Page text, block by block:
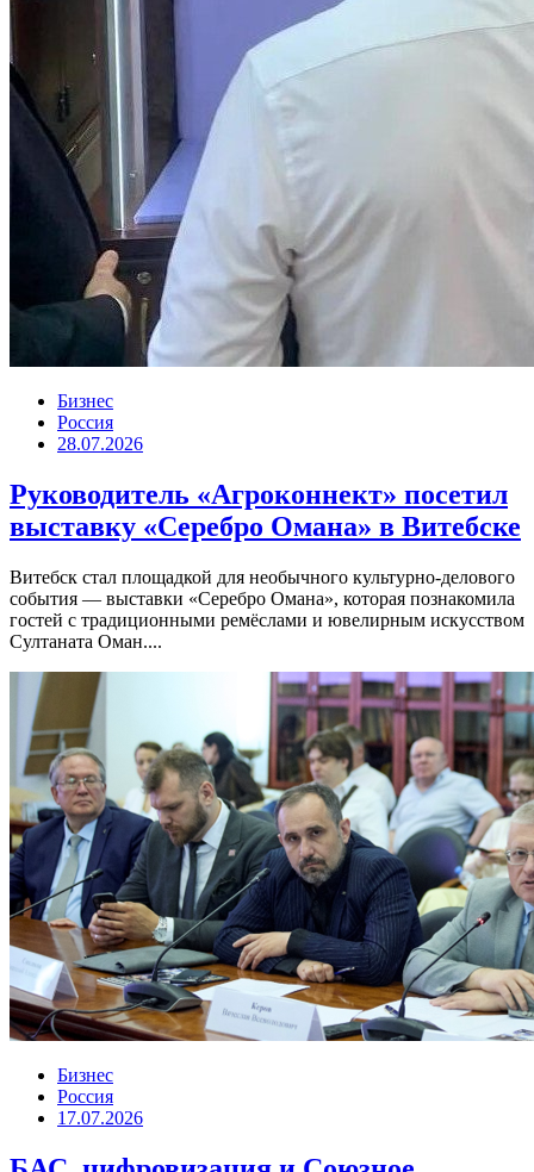
Бизнес
Россия
28.07.2026
Руководитель «Агроконнект» посетил
выставку «Серебро Омана» в Витебске
Витебск стал площадкой для необычного культурно-делового
события — выставки «Серебро Омана», которая познакомила
гостей с традиционными ремёслами и ювелирным искусством
Султаната Оман....
Бизнес
Россия
17.07.2026